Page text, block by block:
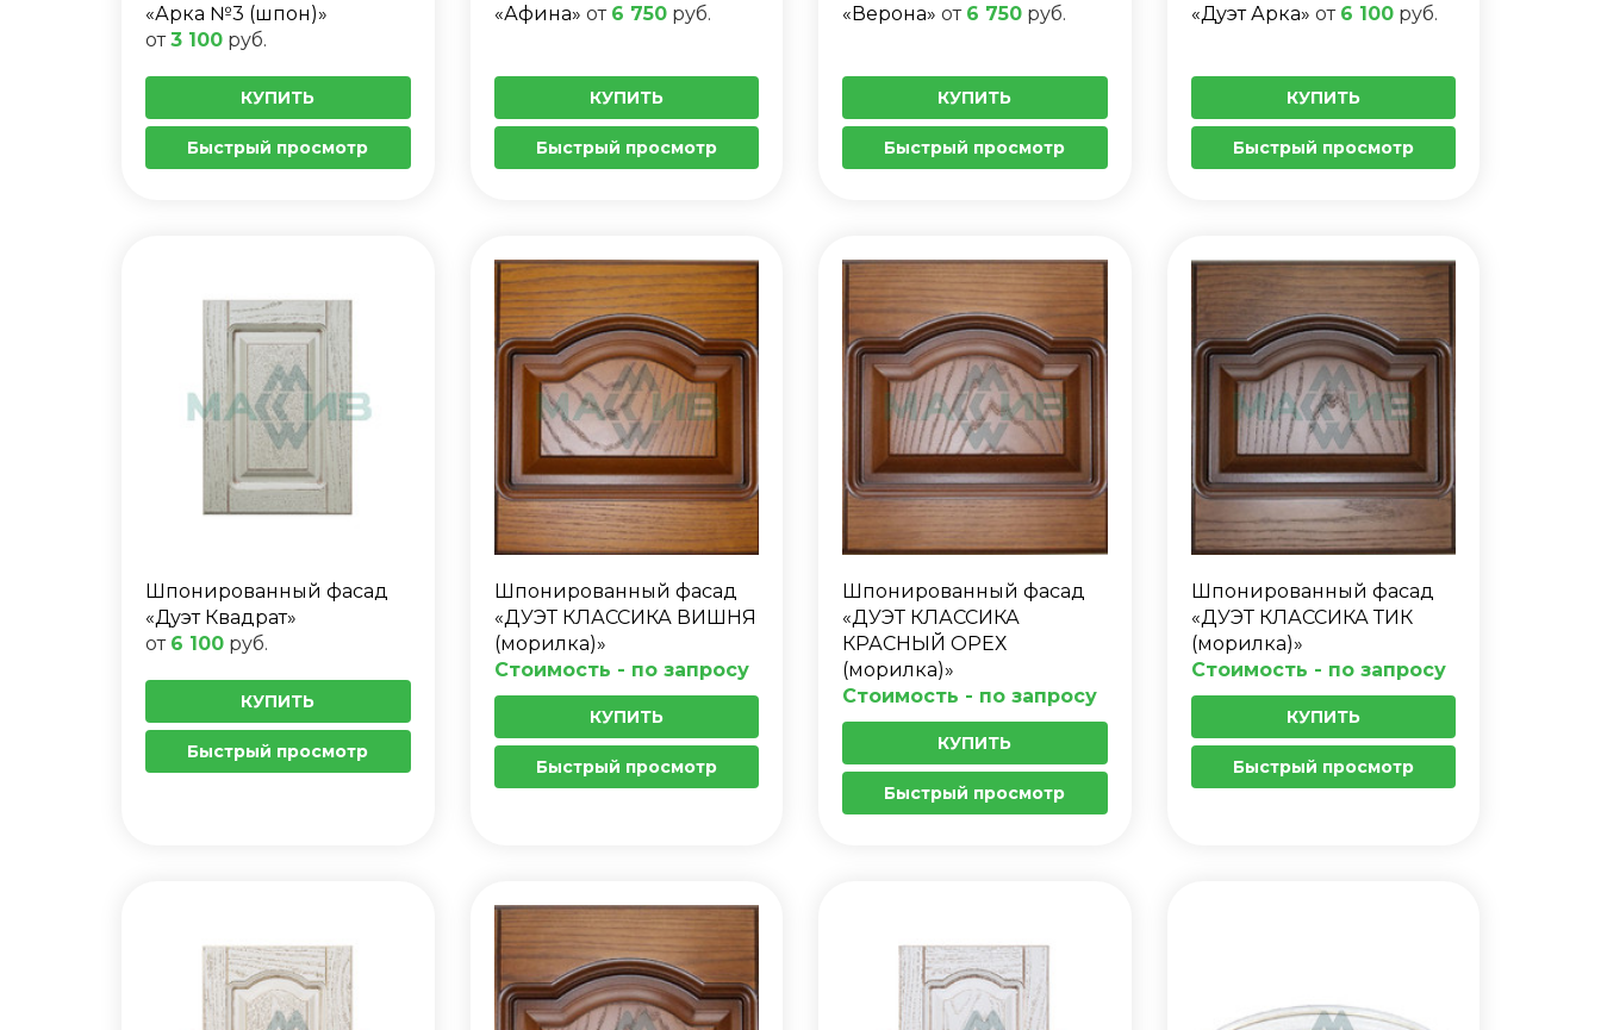
«Арка №3 (шпон)»
от3 100 руб.
КУПИТЬ
Быстрый просмотр
«Афина» от 6 750руб.
КУПИТЬ
Быстрый просмотр
«Верона» от 6 750 руб.
КУПИТЬ
Быстрый просмотр
«Дуэт Арка» от 6 100руб.
КУПИТЬ
Быстрый просмотр
Шпонированный фасад
«Дуэт Квадрат»
от 6 100 руб.
КУПИТЬ
Быстрый просмотр
Шпонированный фасад
«ДУЭТ КЛАССИКА ВИШНЯ
(морилка)»
Стоимость - по запросу
КУПИТЬ
Быстрый просмотр
Шпонированный фасад
«ДУЭТ КЛАССИКА
КРАСНЫЙ ОРЕХ
(морилка)»
Стоимость - по запросу
КУПИТЬ
Быстрый просмотр
Шпонированный фасад
«ДУЭТ КЛАССИКА ТИК
(морилка)»
Стоимость - по запросу
КУПИТЬ
Быстрый просмотр